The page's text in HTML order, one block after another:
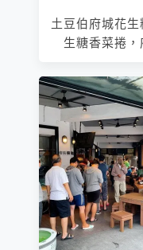
土豆伯府城花
生糖香菜捲，